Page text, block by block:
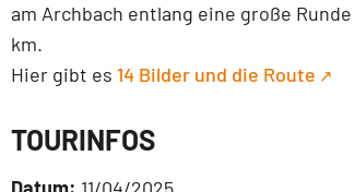
am Archbach entlang eine große
km.
Hier gibt es 14 Bilder und die Route
TOURINFOS